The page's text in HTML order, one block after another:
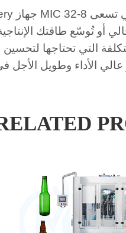
تقدم شركة Jiangsu Mic Machinery جهاز MIC 32-8 تسعى
أو تُوسّع طاقتك
التي تحتاجها